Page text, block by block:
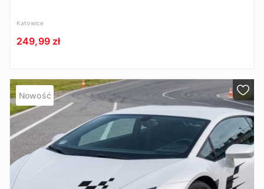
Katowice
249,99 zł
Nowość